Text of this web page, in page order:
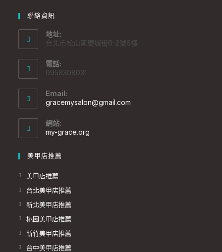
聯絡資訊
地址:
台北市松山區慶城街6-2號6樓
電話:
0958308031
Email:
gracemysalon@gmail.com
網站:
my-grace.org
美甲店推薦
美甲店推薦
台北美甲店推薦
新北美甲店推薦
桃園美甲店推薦
新竹美甲店推薦
台中美甲店推薦